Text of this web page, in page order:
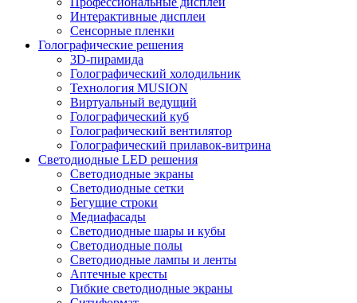
Интерактивные дисплеи
Сенсорные пленки
Голографические решения
3D-пирамида
Голографический холодильник
Технология MUSION
Виртуальный ведущий
Голографический куб
Голографический вентилятор
Голографический прилавок-витрина
Светодиодные LED решения
Светодиодные экраны
Светодиодные сетки
Бегущие строки
Медиафасады
Светодиодные шары и кубы
Светодиодные полы
Светодиодные лампы и ленты
Аптечные кресты
Гибкие светодиодные экраны